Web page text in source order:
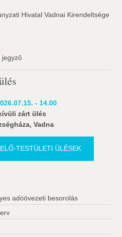
Hivatal Vadnai Kirendeltsége
jegyző
- 14.00
zárt ülés
Vadna
TESTÜLETI ÜLÉSEK
adóövezeti besorolás